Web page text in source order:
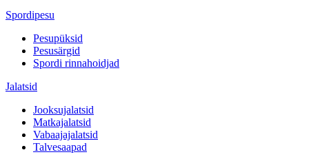
Spordipesu
Pesupüksid
Pesusärgid
Spordi rinnahoidjad
Jalatsid
Jooksujalatsid
Matkajalatsid
Vabaajajalatsid
Talvesaapad